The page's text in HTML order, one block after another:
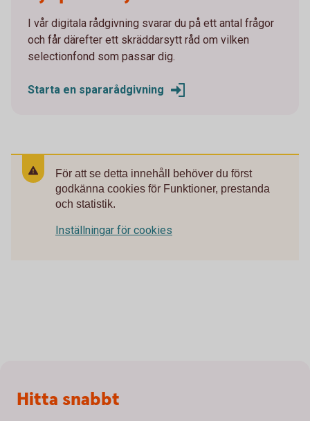
I vår digitala rådgivning svarar du på ett antal frågor
och får därefter ett skräddarsytt råd om vilken
selectionfond som passar dig.
Starta en spararådgivning
För att se detta innehåll behöver du först
godkänna cookies för Funktioner, prestanda
och statistik.
Inställningar för cookies
Sidfot
Hitta snabbt